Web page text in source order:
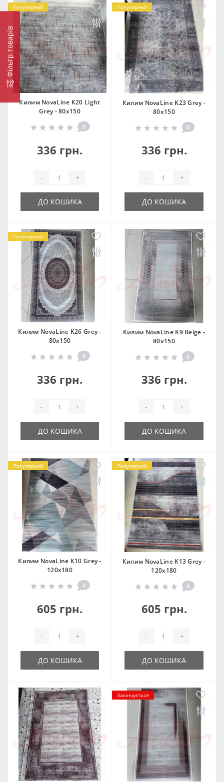
Фільтр товарів
Популярний
Килим NovaLine K20 Light
Grey - 80х150
0
336 грн.
- +
ДО КОШИКА
Популярний
Килим NovaLine K23 Grey -
80х150
0
336 грн.
- +
ДО КОШИКА
Популярний
Килим NovaLine K26 Grey -
80х150
0
336 грн.
- +
ДО КОШИКА
Килим NovaLine K9 Beige -
80х150
0
336 грн.
- +
ДО КОШИКА
Популярний
Килим NovaLine K10 Grey -
120х180
0
605 грн.
- +
ДО КОШИКА
Популярний
Килим NovaLine K13 Grey -
120х180
0
605 грн.
- +
ДО КОШИКА
Закінчується